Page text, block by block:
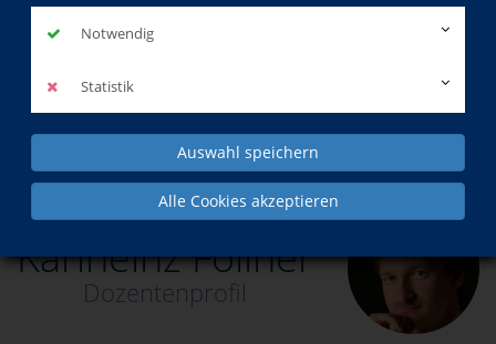
Notwendig
Statistik
Auswahl speichern
Alle Cookies akzeptieren
Dozenten Karlheinz Follner
Karlheinz Follner
Dozentenprofil